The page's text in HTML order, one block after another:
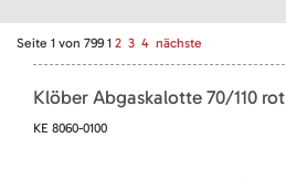
Seite 1 von 799 1 2 3 4 nächste
Klöber Abgaskalotte 70/110 rot
KE 8060-0100